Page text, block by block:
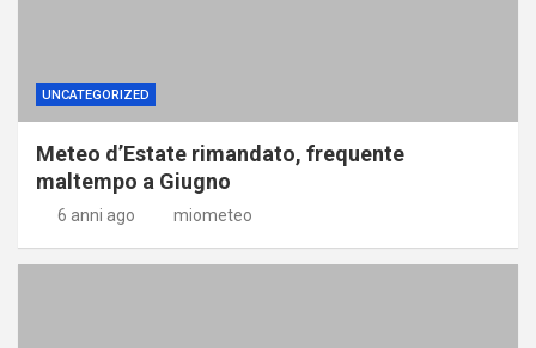
UNCATEGORIZED
Meteo d’Estate rimandato, frequente
maltempo a Giugno
6 anni ago miometeo